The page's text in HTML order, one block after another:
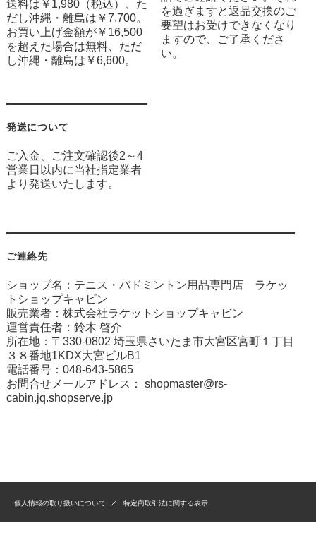
送料は￥1,980（税込）、た
だし沖縄・離島は￥7,700。
お買い上げ金額が￥16,500
を超えた場合は無料、ただ
し沖縄・離島は￥6,600。
発送について
ご入金、ご注文確認後2～4
営業日以内に当社指定業者
より発送いたします。
を過ぎますと返品交換のご
要望はお受けできなくなり
ますので、ご了承くださ
い。
ご連絡先
ショップ名：テニス・バドミントン用品専門店 ラケッ
トショップキャビン
販売業者：株式会社ラケットショップキャビン
運営責任者：鈴木 啓介
所在地：〒330-0802 埼玉県さいたま市大宮区宮町１丁目
３８番地1KDX大宮ビルB1
電話番号：048-643-5865
お問合せメールアドレス： shopmaster@rs-
cabin.jq.shopserve.jp
個人情報の取り扱いについて 特定商取引法に関する表示